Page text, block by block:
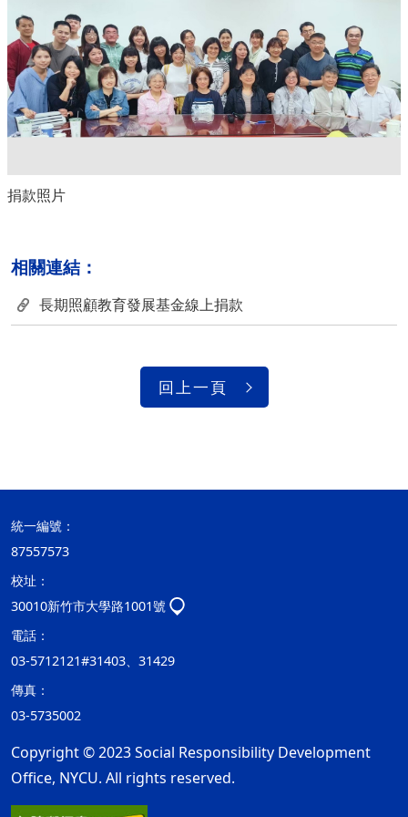
捐款照片
相關連結：
長期照顧教育發展基金線上捐款
回上一頁
統一編號：
87557573
校址：
30010新竹市大學路1001號
電話：
03-5712121#31403、31429
傳真：
03-5735002
Copyright © 2023 Social Responsibility Development
Office, NYCU. All rights reserved.